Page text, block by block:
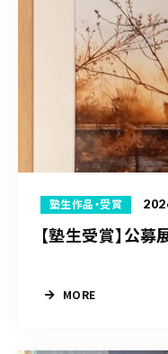
塾生作品・受賞
【塾生受賞】公募
MORE